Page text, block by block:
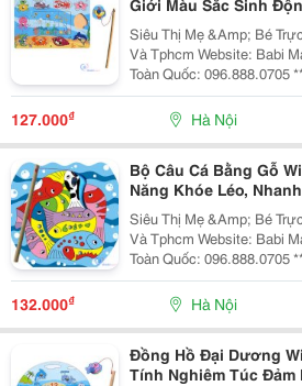
Giới Màu Sắc Sinh
Siêu Thị Mẹ &Amp; Bé Trực
Và Tphcm Website: Babi Mart . Com Hotline Bán Buôn
Toàn Quốc: 096.888.0705 ****Lưu Ý : Giá Bán Niêm Yết
Là Giá Bán Tại Hà Nội,
Hoặc Thấp Hơn Giá Bán Tại
127.000₫ Hà Nội
Bộ Câu Cá Bằng Gỗ
Năng Khóe Léo,
Siêu Thị Mẹ &Amp; Bé Trực
Và Tphcm Website: Babi Mart . Com Hotline Bán Buôn
Toàn Quốc: 096.888.0705 ****Lưu Ý : Giá Bán Niêm Yết
Là Giá Bán Tại Hà Nội,
Hoặc Thấp Hơn Giá Bán Tại
132.000₫ Hà Nội
Đồng Hồ Đại Dương
Tính Nghiêm Túc Đảm